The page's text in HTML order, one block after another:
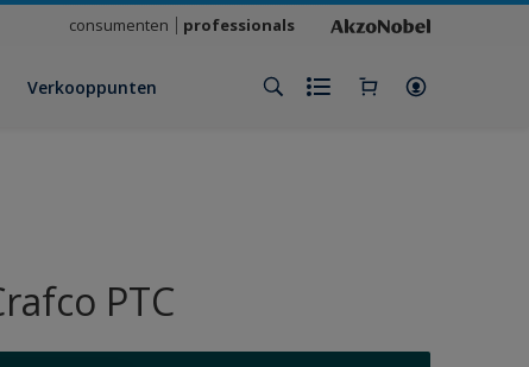
consumenten professionals
Verkooppunten
PTC